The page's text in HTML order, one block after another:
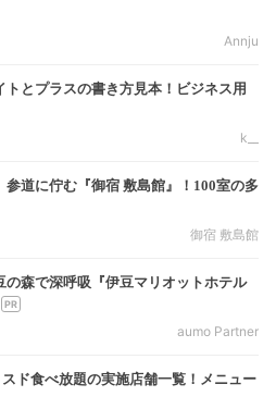
Annju
トとプラスの書き方見本！ビジネス用
k__
参道に佇む『御宿 敷島館』！100室の多
御宿 敷島館
の森で深呼吸『伊豆マリオットホテル
aumo Partner
スド食べ放題の実施店舗一覧！メニュー